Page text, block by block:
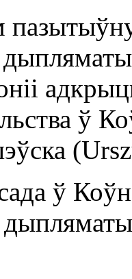
ў
ў